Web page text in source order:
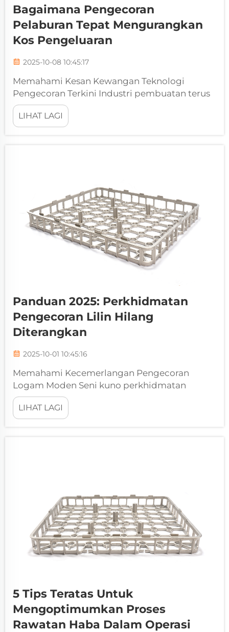
Bagaimana Pengecoran
Pelaburan Tepat Mengurangkan
Kos Pengeluaran
2025-10-08 10:45:17
Memahami Kesan Kewangan Teknologi
Pengecoran Terkini Industri pembuatan terus
berkembang dengan teknnologi inovatif yang
mendorong kecekapan dan pengurangan kos.
Antara kemajuan ini, pengecoran pelaburan
LIHAT LAGI
Panduan 2025: Perkhidmatan
Pengecoran Lilin Hilang
Diterangkan
2025-10-01 10:45:16
Memahami Kecemerlangan Pengecoran
Logam Moden Seni kuno perkhidmatan
pengecoran lost wax terus merevolusikan
pembuatan moden, menawarkan ketepatan
dan kelenturan yang tiada tandingan dalam
LIHAT LAGI
5 Tips Teratas Untuk
Mengoptimumkan Proses
Rawatan Haba Dalam Operasi